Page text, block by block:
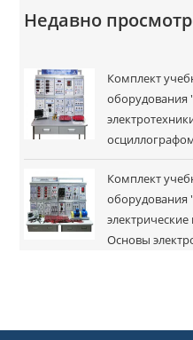
Недавно
Комплект
оборудования
Комплект
оборудования
Основы